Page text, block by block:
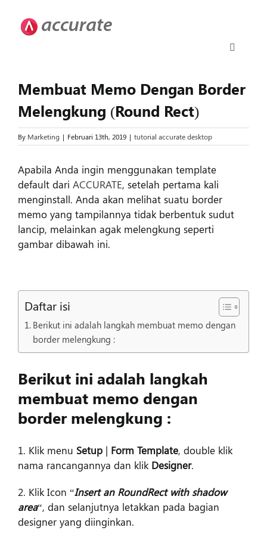
content
Toggle
Fitur
Harga
Upgrade
Membuat Memo Dengan Border
Melengkung (Round Rect)
By Marketing | Februari 13th, 2019 | tutorial accurate desktop
Apabila Anda ingin menggunakan template
default dari ACCURATE, setelah pertama kali
menginstall. Anda akan melihat suatu border
memo yang tampilannya tidak berbentuk sudut
lancip, melainkan agak melengkung seperti
gambar dibawah ini.
Daftar isi
Berikut ini adalah langkah membuat memo dengan
border melengkung :
Berikut ini adalah langkah
membuat memo dengan
border melengkung :
1. Klik menu Setup | Form Template, double klik
nama rancangannya dan klik Designer.
2. Klik Icon “Insert an RoundRect with shadow
area“, dan selanjutnya letakkan pada bagian
designer yang diinginkan.